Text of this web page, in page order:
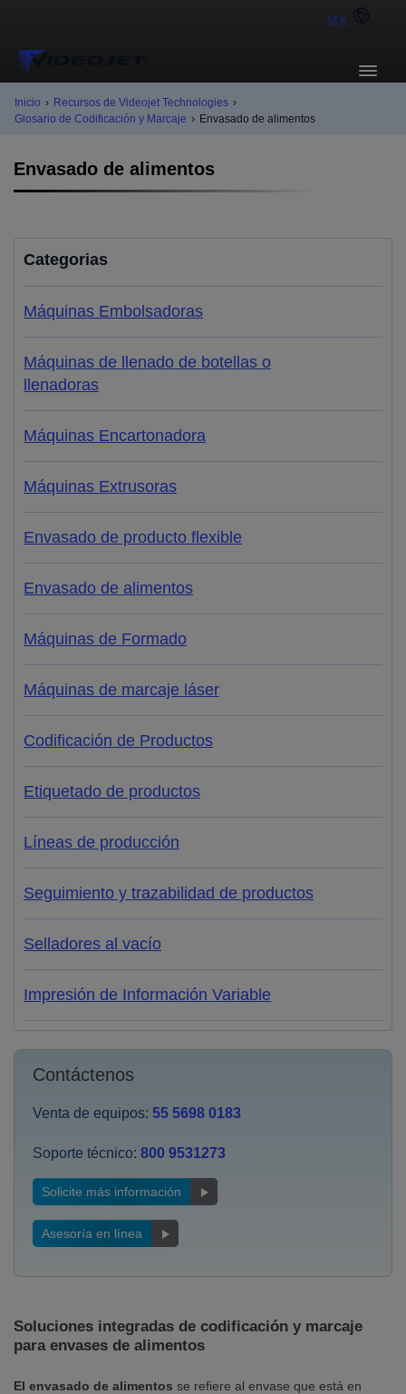
MX
Inicio › Recursos de Videojet Technologies ›
Glosario de Codificación y Marcaje › Envasado de alimentos
Envasado de alimentos
Categorias
Máquinas Embolsadoras
Máquinas de llenado de botellas o
llenadoras
Máquinas Encartonadora
Máquinas Extrusoras
Envasado de producto flexible
Envasado de alimentos
Máquinas de Formado
Máquinas de marcaje láser
Codificación de Productos
Etiquetado de productos
Líneas de producción
Seguimiento y trazabilidad de productos
Selladores al vacío
Impresión de Información Variable
Contáctenos
Venta de equipos: 55 5698 0183
Soporte técnico: 800 9531273
Solicite más información
Asesoría en línea
Soluciones integradas de codificación y marcaje
para envases de alimentos
El envasado de alimentos se refiere al envase que está en